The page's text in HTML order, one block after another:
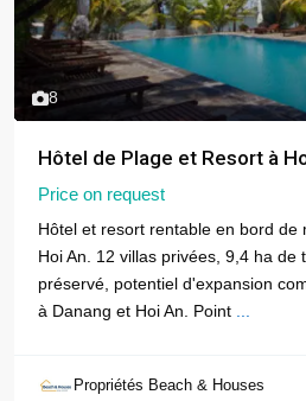
8
Hôtel de Plage et Resort à
Price on request
Hôtel et resort rentable en bord de
Hoi An. 12 villas privées, 9,4 ha de
préservé, potentiel d'expansion
à Danang et Hoi An. Point ...
Propriétés Beach & Houses